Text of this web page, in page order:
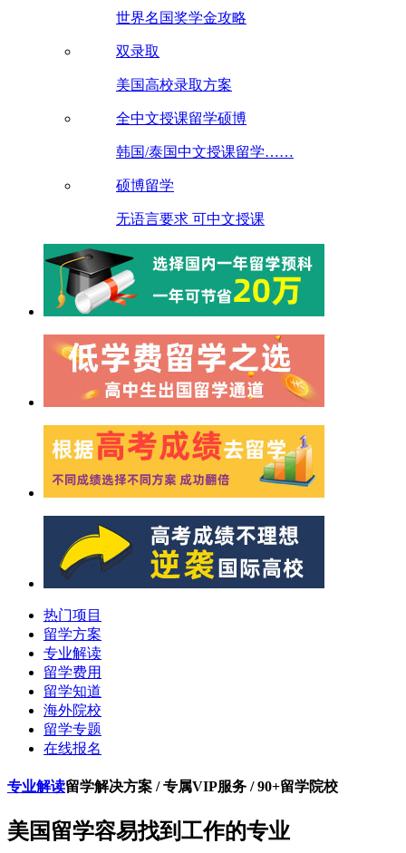
世界名国奖学金攻略
双录取
美国高校录取方案
全中文授课留学硕博
韩国/泰国中文授课留学……
硕博留学
无语言要求 可中文授课
热门项目
留学方案
专业解读
留学费用
留学知道
海外院校
留学专题
在线报名
专业解读留学解决方案 / 专属VIP服务 / 90+留学院校
美国留学容易找到工作的专业